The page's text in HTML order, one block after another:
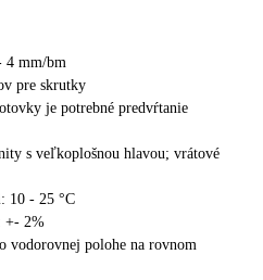
4 mm/bm
pre skrutky
je potrebné predvŕtanie
s veľkoplošnou hlavou; vrátové
10 - 25 °C
+- 2%
vodorovnej polohe na rovnom